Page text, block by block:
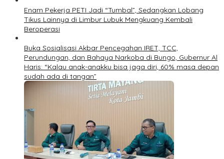
Enam Pekerja PETI Jadi “Tumbal”, Sedangkan Lobang
Tikus Lainnya di Limbur Lubuk Mengkuang Kembali
Beroperasi
Buka Sosialisasi Akbar Pencegahan IRET, TCC,
Perundungan, dan Bahaya Narkoba di Bungo, Gubernur Al
Haris: “Kalau anak-anakku bisa jaga diri, 60% masa depan
sudah ada di tangan”